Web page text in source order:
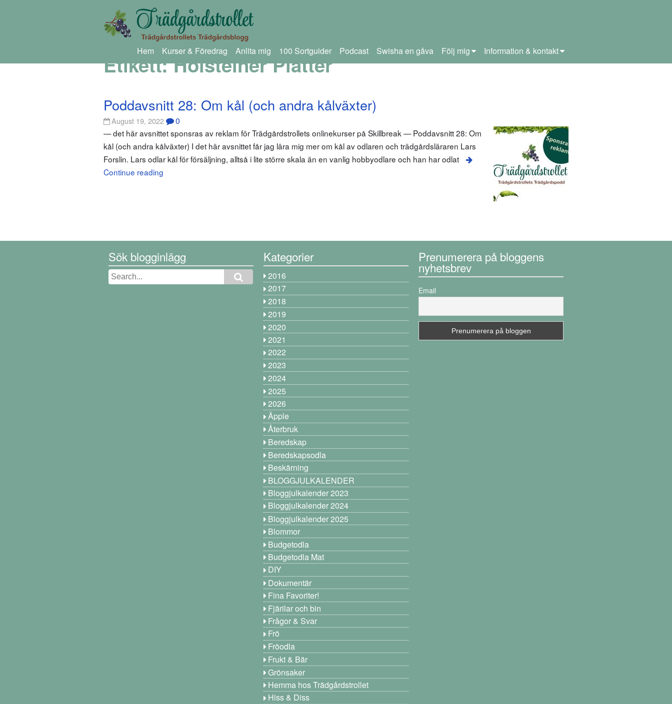
Hem Kurser & Föredrag Anlita mig 100 Sortguider Podcast Swisha en gåva Följ mig Information & kontakt
Etikett:Holsteiner Platter
Poddavsnitt 28: Om kål (och andra kålväxter)
August 19, 2022 0
— det här avsnittet sponsras av reklam för Trädgårdstrollets onlinekurser på Skillbreak — Poddavsnitt 28: Om
kål (och andra kålväxter) I det här avsnittet får jag lära mig mer om kål av odlaren och trädgårdsläraren Lars
Forslin. Lars odlar kål för försäljning, alltså i lite större skala än en vanlig hobbyodlare och han har odlat
Continue reading
Sök blogginlägg Kategorier
2016
2017
2018
2019
2020
2021
2022
2023
2024
2025
2026
Äpple
Återbruk
Beredskap
Beredskapsodla
Beskärning
BLOGGJULKALENDER
Bloggjulkalender 2023
Bloggjulkalender 2024
Bloggjulkalender 2025
Blommor
Budgetodla
Budgetodla Mat
DIY
Dokumentär
Fina Favoriter!
Fjärilar och bin
Frågor & Svar
Frö
Fröodla
Frukt & Bär
Grönsaker
Hemma hos Trädgårdstrollet
Hiss & Diss
Prenumerera på bloggens
nyhetsbrev
Email